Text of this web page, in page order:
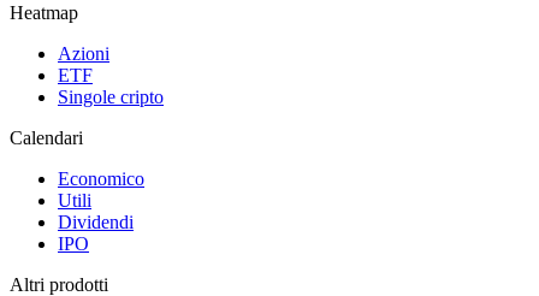
Heatmap
Azioni
ETF
Singole cripto
Calendari
Economico
Utili
Dividendi
IPO
Altri prodotti